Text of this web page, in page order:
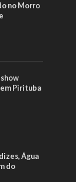
no Morro
Pirituba
Água
do